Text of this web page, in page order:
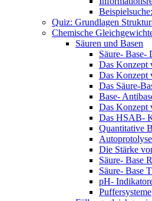
Quiz: Grundlagen
Chemische
Säuren und Basen
Säure- Base-
Das Konzept
Das Konzept
Das Säure-
Base-
Das Konzept
Das HSAB-
Quantitative
Die Stärke
Säure- Base
Säure- Base
pH-
Puffersysteme